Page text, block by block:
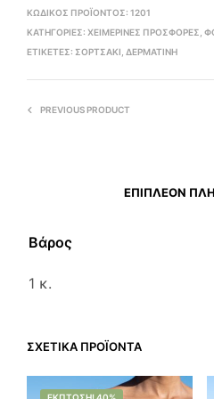
ΚΩΔΙΚΌΣ ΠΡΟΪΌΝΤΟΣ: 1201
ΚΑΤΗΓΟΡΊΕΣ: ΧΕΙΜΕΡΙΝΕΣ ΠΡΟΣΦΟΡΕΣ
ΕΤΙΚΈΤΕΣ: ΣΟΡΤΣΆΚΙ ΔΕΡΜΑΤΊΝΗ
PREVIOUS PRODUCT
ΕΠΙΠΛΈΟΝ
Βάρος
1 κ.
ΣΧΕΤΙΚΆ ΠΡΟΪΌΝΤΑ